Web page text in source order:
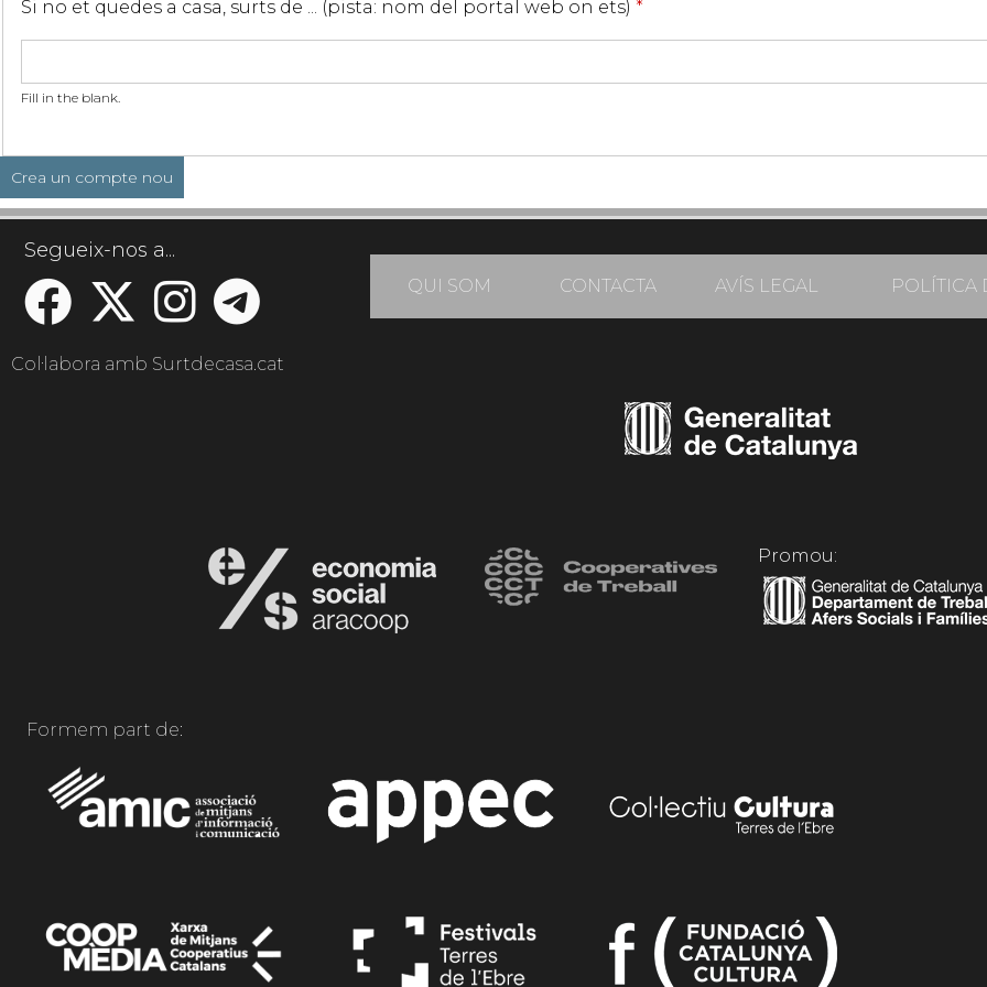
Si no et quedes a casa, surts de ... (pista: nom del portal web on ets) *
Fill in the blank.
Segueix-nos a...
QUI SOM CONTACTA AVÍS LEGAL POLÍTICA
Col·labora amb Surtdecasa.cat
Promou:
Formem part de: